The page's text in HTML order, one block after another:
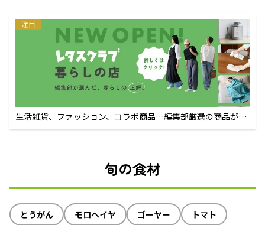
注目
生活雑貨、ファッション、コラボ商品…編集部厳選の商品が買
えるECサイト
旬の食材
とうがん モロヘイヤ ゴーヤー
トマト